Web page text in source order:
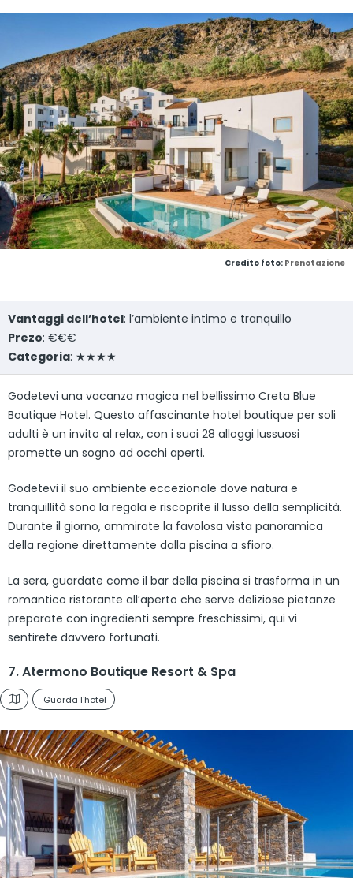
Credito foto: Prenotazione
Vantaggi dell’hotel: l’ambiente intimo e tranquillo
Prezo: €€€
Categoria: ★★★★
Godetevi una vacanza magica nel bellissimo Creta Blue
Boutique Hotel. Questo affascinante hotel boutique per soli
adulti è un invito al relax, con i suoi 28 alloggi lussuosi
promette un sogno ad occhi aperti.
Godetevi il suo ambiente eccezionale dove natura e
tranquillità sono la regola e riscoprite il lusso della semplicità.
Durante il giorno, ammirate la favolosa vista panoramica
della regione direttamente dalla piscina a sfioro.
La sera, guardate come il bar della piscina si trasforma in un
romantico ristorante all’aperto che serve deliziose pietanze
preparate con ingredienti sempre freschissimi, qui vi
sentirete davvero fortunati.
7. Atermono Boutique Resort & Spa
Guarda l'hotel